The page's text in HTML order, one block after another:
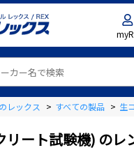
レックス > すべての製品 > 生
リート試験機) のレ